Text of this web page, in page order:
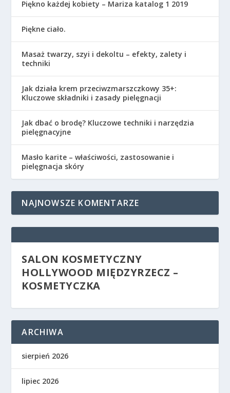
Piękno każdej kobiety – Mariza katalog 1 2019
Piękne ciało.
Masaż twarzy, szyi i dekoltu – efekty, zalety i
techniki
Jak działa krem przeciwzmarszczkowy 35+:
Kluczowe składniki i zasady pielęgnacji
Jak dbać o brodę? Kluczowe techniki i narzędzia
pielęgnacyjne
Masło karite – właściwości, zastosowanie i
pielęgnacja skóry
NAJNOWSZE KOMENTARZE
SALON KOSMETYCZNY
HOLLYWOOD MIĘDZYRZECZ –
KOSMETYCZKA
ARCHIWA
sierpień 2026
lipiec 2026